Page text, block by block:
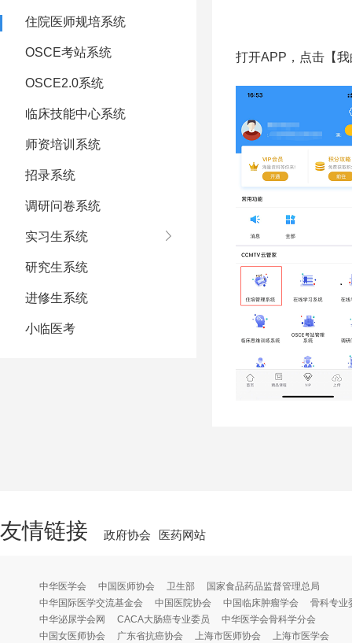
住院医师规培系统
OSCE考站系统
OSCE2.0系统
临床技能中心系统
师资培训系统
招录系统
调研问卷系统
实习生系统
研究生系统
进修生系统
小临医考
打开APP，点击【
友情链接 政府协会 医药网站
中华医学会 中国医师协会 卫生部
国家食品药品监督管理总局
中华国际医学交流基金会
中国医院协会 中国临床肿瘤学会
骨科专业
中华泌尿学会网
CACA大肠癌专业委员
中华医学会骨科学分会
中国女医师协会
广东省抗癌协会 上海市医师协会
上海市医学会